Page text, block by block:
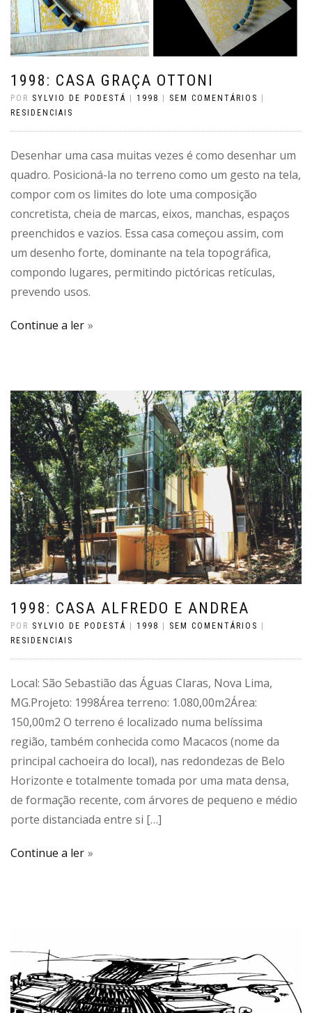
1998: CASA GRAÇA OTTONI
POR SYLVIO DE PODESTÁ 1998 SEM COMENTÁRIOS
RESIDENCIAIS
Desenhar uma casa muitas vezes é como desenhar um
quadro. Posicioná-la no terreno como um gesto na tela,
compor com os limites do lote uma composição
concretista, cheia de marcas, eixos, manchas, espaços
preenchidos e vazios. Essa casa começou assim, com
um desenho forte, dominante na tela topográfica,
compondo lugares, permitindo pictóricas retículas,
prevendo usos.
Continue a ler
1998: CASA ALFREDO E ANDREA
POR SYLVIO DE PODESTÁ | 1998 | SEM COMENTÁRIOS |
RESIDENCIAIS
Local: São Sebastião das Águas Claras, Nova Lima,
MG.Projeto: 1998Área terreno: 1.080,00m2Área:
150,00m2 O terreno é localizado numa belíssima
região, também conhecida como Macacos (nome da
principal cachoeira do local), nas redondezas de Belo
Horizonte e totalmente tomada por uma mata densa,
de formação recente, com árvores de pequeno e médio
porte distanciada entre si […]
Continue a ler